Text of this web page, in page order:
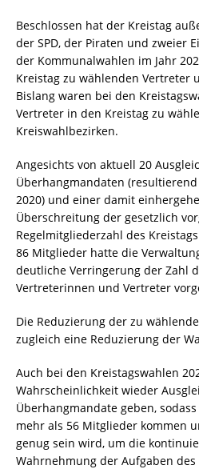
Beschlossen hat der Kreistag
der SPD, der Piraten und zweier
der Kommunalwahlen im Jahr
Kreistag zu wählenden Vertreter
Bislang waren bei den
Vertreter in den Kreistag zu
Kreiswahlbezirken.
Angesichts von aktuell 20
Überhangmandaten
2020) und einer damit
Überschreitung der gesetzlich
Regelmitgliederzahl des
86 Mitglieder hatte die
deutliche Verringerung der Zahl
Vertreterinnen und Vertreter
Die Reduzierung der zu
zugleich eine Reduzierung der
Auch bei den Kreistagswahlen
Wahrscheinlichkeit wieder
Überhangmandate geben,
mehr als 56 Mitglieder kommen
genug sein wird, um die
Wahrnehmung der Aufgaben